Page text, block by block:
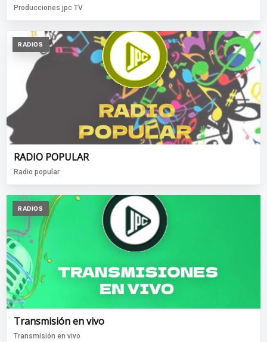
Producciones jpc TV
RADIOS
RADIO POPULAR
Radio popular
RADIOS
Transmisión en vivo
Transmisión en vivo